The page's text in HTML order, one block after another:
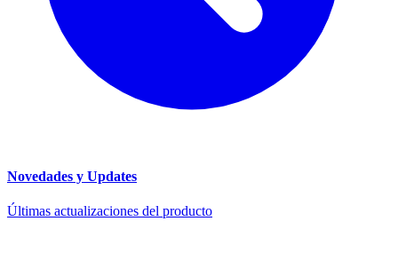
Novedades y Updates
Últimas actualizaciones del producto